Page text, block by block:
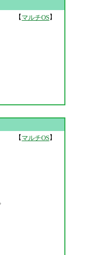
【マルチOS】
【 マルチOS】